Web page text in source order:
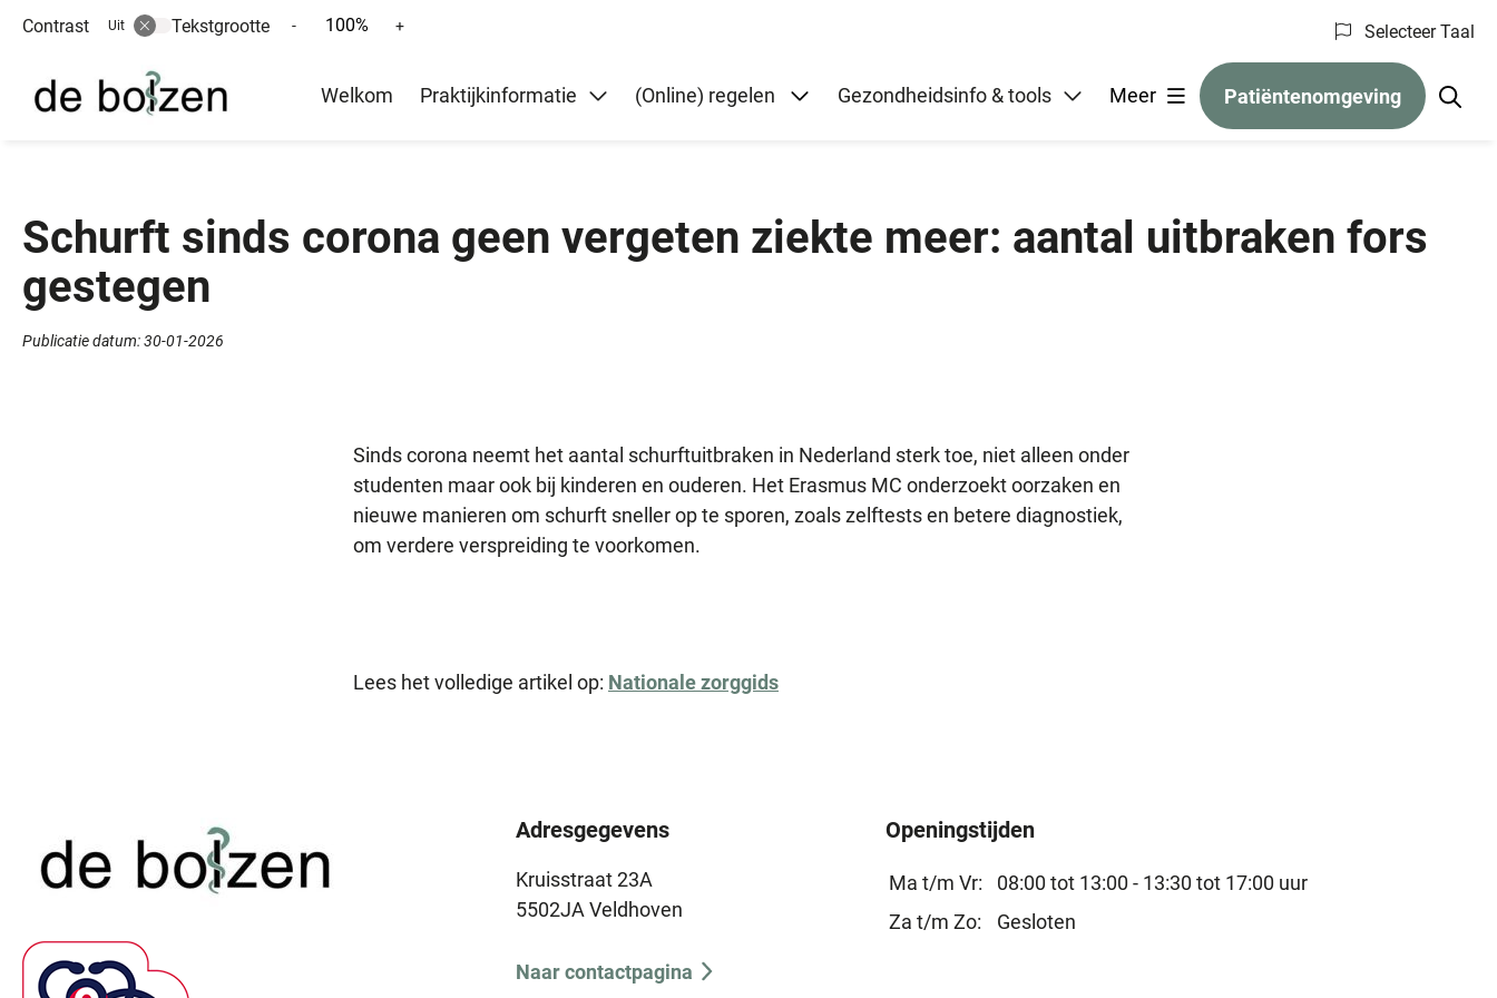
Contrast Uit Tekstgrootte
Tekst
10%
- 100%
Tekst
10%
+ Selecteer Taal
Hoofd
Welkom Praktijkinformatie (Online) regelen Submenu: (Online) regelen
Gezondheidsinfo & tools Meer Patiëntenomgeving
Schurft sinds corona geen vergeten ziekte meer: aantal uitbraken fors
gestegen
Publicatie datum:30-01-2026
Sinds corona neemt het aantal schurftuitbraken in Nederland sterk toe, niet alleen onder
studenten maar ook bij kinderen en ouderen. Het Erasmus MC onderzoekt oorzaken en
nieuwe manieren om schurft sneller op te sporen, zoals zelftests en betere diagnostiek,
om verdere verspreiding te voorkomen.
Lees het volledige artikel op: Nationale zorggids
Adresgegevens
Kruisstraat 23A
5502JA Veldhoven
Naar contactpagina
Openingstijden
Ma t/m Vr: 08:00 tot 13:00 - 13:30 tot 17:00 uur
Za t/m Zo:
Gesloten